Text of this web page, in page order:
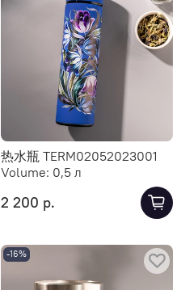
热水瓶 TERM02052023001
Volume: 0,5 л
2 200 р.
-16%